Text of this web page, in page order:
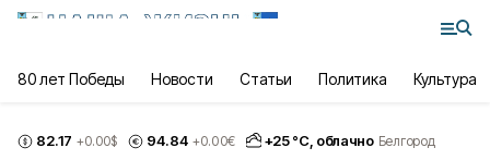
80 лет Победы Новости Статьи Политика Культура
82.17 +0.00$ 94.84 +0.00€ +25°С, облачно Белгород